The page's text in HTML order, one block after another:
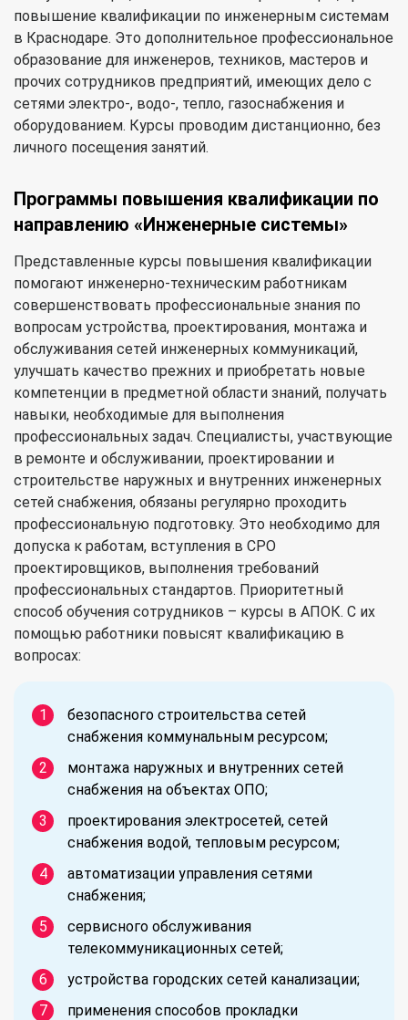
повышение квалификации по инженерным системам
в Краснодаре. Это дополнительное профессиональное
образование для инженеров, техников, мастеров и
прочих сотрудников предприятий, имеющих дело с
сетями электро-, водо-, тепло, газоснабжения и
оборудованием. Курсы проводим дистанционно, без
личного посещения занятий.
Программы повышения квалификации по
направлению «Инженерные системы»
Представленные курсы повышения квалификации
помогают инженерно-техническим работникам
совершенствовать профессиональные знания по
вопросам устройства, проектирования, монтажа и
обслуживания сетей инженерных коммуникаций,
улучшать качество прежних и приобретать новые
компетенции в предметной области знаний, получать
навыки, необходимые для выполнения
профессиональных задач. Специалисты, участвующие
в ремонте и обслуживании, проектировании и
строительстве наружных и внутренних инженерных
сетей снабжения, обязаны регулярно проходить
профессиональную подготовку. Это необходимо для
допуска к работам, вступления в СРО
проектировщиков, выполнения требований
профессиональных стандартов. Приоритетный
способ обучения сотрудников – курсы в АПОК. С их
помощью работники повысят квалификацию в
вопросах:
безопасного строительства сетей
снабжения коммунальным ресурсом;
монтажа наружных и внутренних сетей
снабжения на объектах ОПО;
проектирования электросетей, сетей
снабжения водой, тепловым ресурсом;
автоматизации управления сетями
снабжения;
сервисного обслуживания
телекоммуникационных сетей;
устройства городских сетей канализации;
применения способов прокладки